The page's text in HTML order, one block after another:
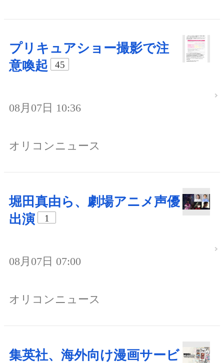
プリキュアショー撮影で注
意喚起
45
08月07日 10:36
オリコンニュース
堀田真由ら、劇場アニメ声優
出演
1
08月07日 07:00
オリコンニュース
集英社、海外向け漫画サービ